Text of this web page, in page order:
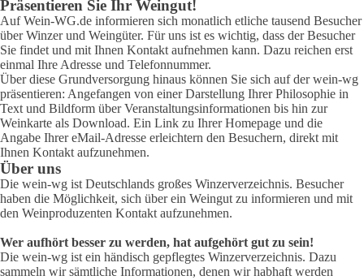
Präsentieren Sie Ihr Weingut!
Auf Wein-WG.de informieren sich monatlich etliche tausend Besucher
über Winzer und Weingüter. Für uns ist es wichtig, dass der Besucher
Sie findet und mit Ihnen Kontakt aufnehmen kann. Dazu reichen erst
einmal Ihre Adresse und Telefonnummer.
Über diese Grundversorgung hinaus können Sie sich auf der wein-wg
präsentieren: Angefangen von einer Darstellung Ihrer Philosophie in
Text und Bildform über Veranstaltungsinformationen bis hin zur
Weinkarte als Download. Ein Link zu Ihrer Homepage und die
Angabe Ihrer eMail-Adresse erleichtern den Besuchern, direkt mit
Ihnen Kontakt aufzunehmen.
Über uns
Die wein-wg ist Deutschlands großes Winzerverzeichnis. Besucher
haben die Möglichkeit, sich über ein Weingut zu informieren und mit
den Weinproduzenten Kontakt aufzunehmen.
Wer aufhört besser zu werden, hat aufgehört gut zu sein!
Die wein-wg ist ein händisch gepflegtes Winzerverzeichnis. Dazu
sammeln wir sämtliche Informationen, denen wir habhaft werden